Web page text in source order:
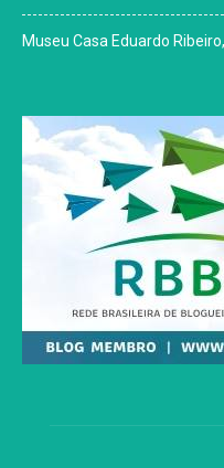
Museu Casa Eduardo